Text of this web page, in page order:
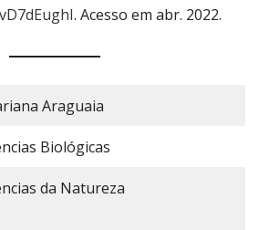
. Acesso em abr. 2022.
Araguaia
Biológicas
da Natureza